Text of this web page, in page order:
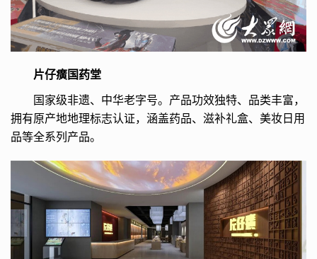
片仔癀国药堂
国家级非遗、中华老字号。产品功效独特、品类丰富，
拥有原产地地理标志认证，涵盖药品、滋补礼盒、美妆日用
品等全系列产品。